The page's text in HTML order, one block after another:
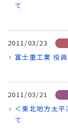
て
2011/03/23
富士重工業 役
2011/03/21
＜東北地方太
て